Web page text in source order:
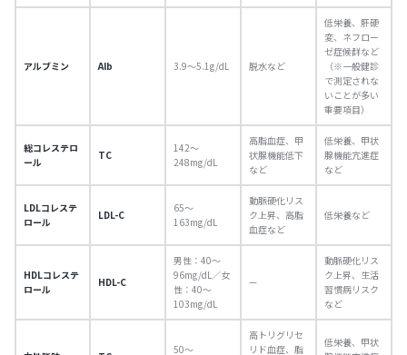
アルブミン Alb 3.9〜5.1g/dL 脱水など
低栄養、肝硬
変、ネフロー
ゼ症候群など
（※一般健診
で測定されな
いことが多い
重要項目）
総コレステロ
ール
TC
142〜
248mg/dL
高脂血症、甲
状腺機能低下
など
低栄養、甲状
腺機能亢進症
など
LDLコレステ
ロール
LDL-C
65〜
163mg/dL
動脈硬化リス
ク上昇、高脂
血症など
低栄養など
HDLコレステ
ロール
HDL-C
男性：40〜
96mg/dL／女
性：40〜
103mg/dL
—
動脈硬化リス
ク上昇、生活
習慣病リスク
など
50〜
高トリグリセ
リド血症、脂
低栄養、甲状